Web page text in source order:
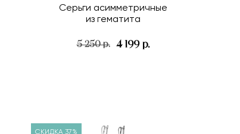
Серьги асимметричные
из гематита
5 250 р. 4 199 р.
СКИДКА 37%